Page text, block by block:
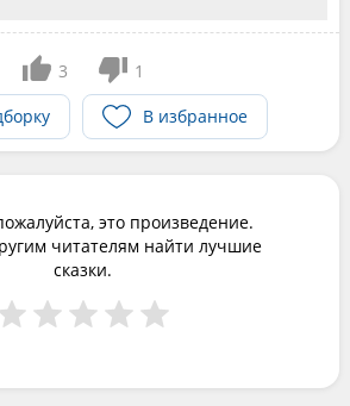
3
1
В избранное
это произведение.
читателям найти лучшие
сказки.